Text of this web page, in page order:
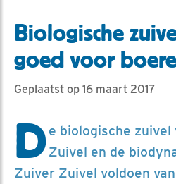
Biologische
goed voor
Geplaatst op 16 maart 2017
De biologische zuivel
Zuivel en de
Zuiver Zuivel voldoen